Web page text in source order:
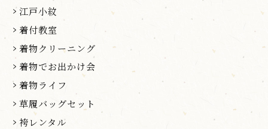
江戸小紋
着付教室
着物クリーニング
着物でお出かけ会
着物ライフ
草履バッグセット
袴レンタル